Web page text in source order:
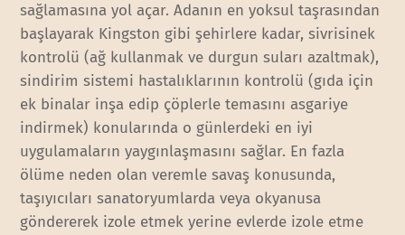
sağlamasına yol açar. Adanın en yoksul taşrasından
başlayarak Kingston gibi şehirlere kadar, sivrisinek
kontrolü (ağ kullanmak ve durgun suları azaltmak),
sindirim sistemi hastalıklarının kontrolü (gıda için
ek binalar inşa edip çöplerle temasını asgariye
indirmek) konularında o günlerdeki en iyi
uygulamaların yaygınlaşmasını sağlar. En fazla
ölüme neden olan veremle savaş konusunda,
taşıyıcıları sanatoryumlarda veya okyanusa
göndererek izole etmek yerine evlerde izole etme